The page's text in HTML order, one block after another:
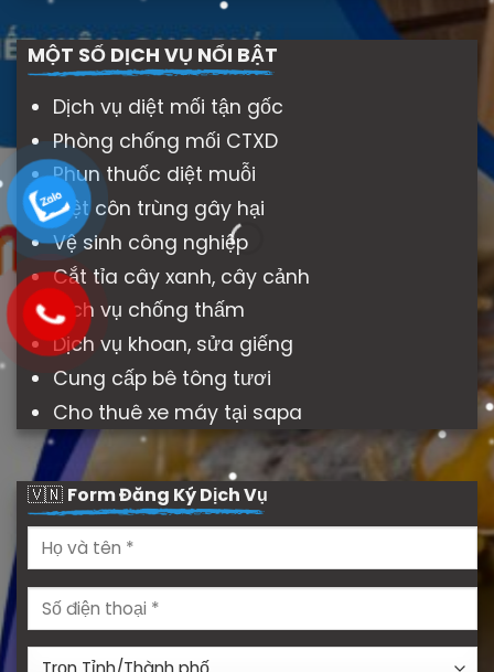
MỘT SỐ DỊCH VỤ NỔI BẬT
Dịch vụ diệt mối tận gốc
Phòng chống mối CTXD
Phun thuốc diệt muỗi
Diệt côn trùng gây hại
Vệ sinh công nghiệp
Cắt tỉa cây xanh, cây cảnh
Dịch vụ chống thấm
Dịch vụ khoan, sửa giếng
Cung cấp bê tông tươi
Cho thuê xe máy tại sapa
🇻🇳 Form Đăng Ký Dịch Vụ